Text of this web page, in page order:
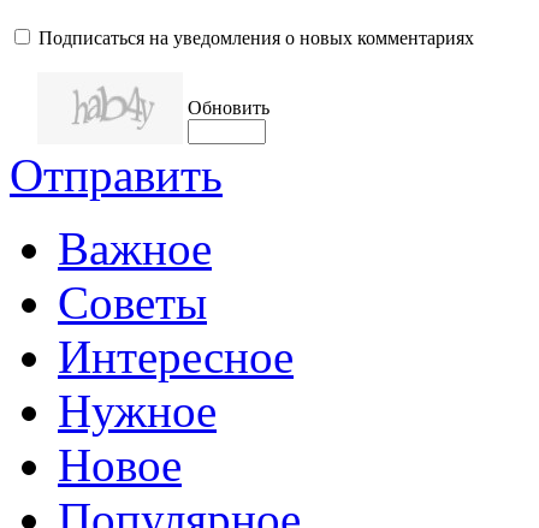
Подписаться на уведомления о новых комментариях
Обновить
Отправить
Важное
Советы
Интересное
Нужное
Новое